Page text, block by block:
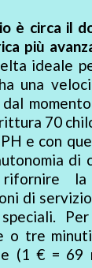
è circa il
più
ideale
una
70
e con
di
la
di
speciali.
o tre
(1 € = 69